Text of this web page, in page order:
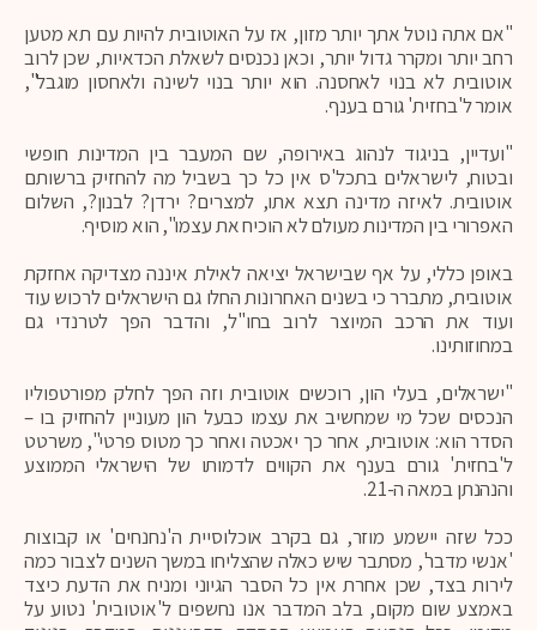
"אם אתה נוטל אתך יותר מזון, אז על האוטובית להיות עם תא מטען
רחב יותר ומקרר גדול יותר, וכאן נכנסים לשאלת הכדאיות, שכן לרוב
אוטובית לא בנוי לאחסנה. הוא יותר בנוי לשינה ולאחסון מוגבל",
אומר ל'בחזית' גורם בענף.
"ועדיין, בניגוד לנהוג באירופה, שם המעבר בין המדינות חופשי
ובטוח, לישראלים בתכל'ס אין כל כך בשביל מה להחזיק ברשותם
אוטובית. לאיזה מדינה תצא אתו, למצרים? ירדן? לבנון?, השלום
האפרורי בין המדינות מעולם לא הוכיח את עצמו", הוא מוסיף.
באופן כללי, על אף שבישראל יציאה לאילת איננה מצדיקה אחזקת
אוטובית, מתברר כי בשנים האחרונות החלו גם הישראלים לרכוש עוד
ועוד את הרכב המיוצר לרוב בחו"ל, והדבר הפך לטרנדי גם
במחוזותינו.
"ישראלים, בעלי הון, רוכשים אוטובית וזה הפך לחלק מפורטפוליו
הנכסים שכל מי שמחשיב את עצמו כבעל הון מעוניין להחזיק בו –
הסדר הוא: אוטובית, אחר כך יאכטה ואחר כך מטוס פרטי", משרטט
ל'בחזית' גורם בענף את הקווים לדמותו של הישראלי הממוצע
והנהנתן במאה ה-21.
ככל שזה יישמע מוזר, גם בקרב אוכלוסיית ה'נחנחים' או קבוצות
'אנשי מדבר', מסתבר שיש כאלה שהצליחו במשך השנים לצבור כמה
לירות בצד, שכן אחרת אין כל הסבר הגיוני ומניח את הדעת כיצד
באמצע שום מקום, בלב המדבר אנו נחשפים ל'אוטובית' נטוע על